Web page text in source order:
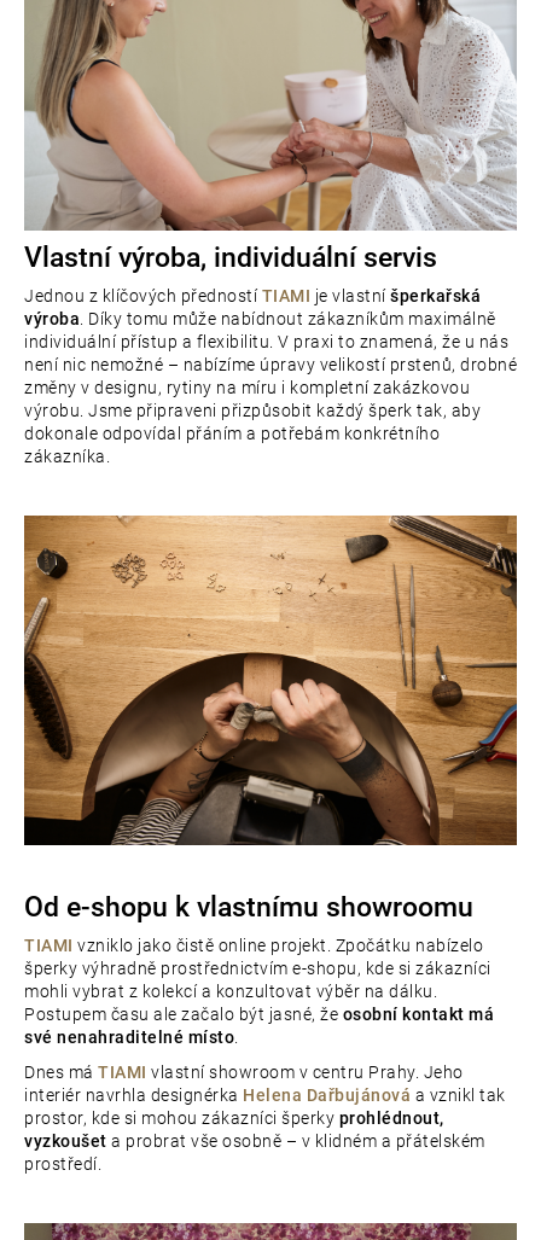
Vlastní výroba, individuální servis
Jednou z klíčových předností TIAMI je vlastní šperkařská
výroba. Díky tomu může nabídnout zákazníkům maximálně
individuální přístup a flexibilitu. V praxi to znamená, že u nás
není nic nemožné – nabízíme úpravy velikostí prstenů, drobné
změny v designu, rytiny na míru i kompletní zakázkovou
výrobu. Jsme připraveni přizpůsobit každý šperk tak, aby
dokonale odpovídal přáním a potřebám konkrétního
zákazníka.
Od e-shopu k vlastnímu showroomu
TIAMI vzniklo jako čistě online projekt. Zpočátku nabízelo
šperky výhradně prostřednictvím e-shopu, kde si zákazníci
mohli vybrat z kolekcí a konzultovat výběr na dálku.
Postupem času ale začalo být jasné, že osobní kontakt má
své nenahraditelné místo
Dnes má TIAMI vlastní showroom v centru Prahy. Jeho
interiér navrhla designérka Helena Dařbujánová a vznikl tak
prostor, kde si mohou zákazníci šperky prohlédnout,
vyzkoušet a probrat vše osobně – v klidném a přátelském
prostředí.